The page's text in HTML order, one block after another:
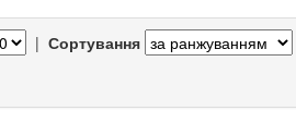
| Сортування